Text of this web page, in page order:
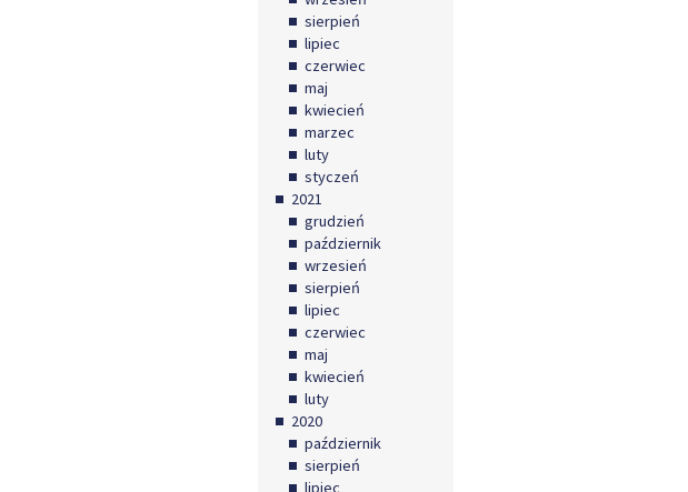
sierpień
lipiec
czerwiec
maj
kwiecień
marzec
luty
styczeń
2021
grudzień
październik
wrzesień
sierpień
lipiec
czerwiec
maj
kwiecień
luty
2020
październik
sierpień
lipiec